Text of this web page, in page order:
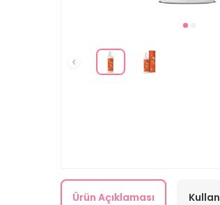
Ürün Açıklaması